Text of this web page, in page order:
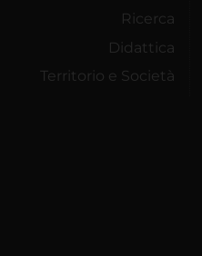
Ricerca
Didattica
Territorio e Società